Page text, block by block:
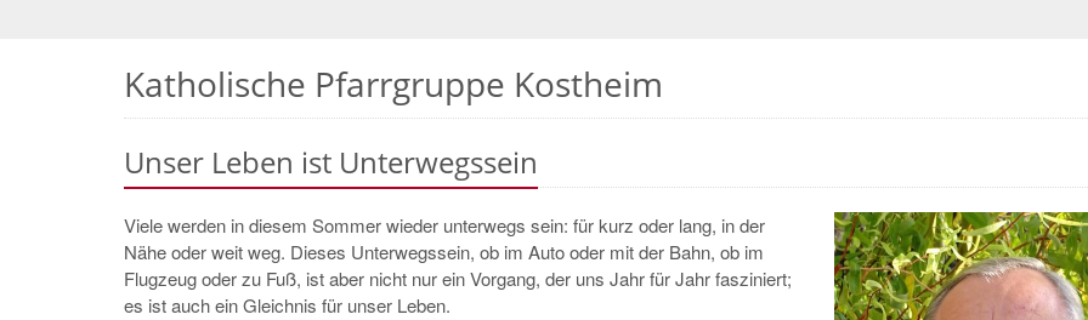
Katholische Pfarrgruppe Kostheim
Unser Leben ist Unterwegssein
Viele werden in diesem Sommer wieder unterwegs sein: für kurz oder lang, in der
Nähe oder weit weg. Dieses Unterwegssein, ob im Auto oder mit der Bahn, ob im
Flugzeug oder zu Fuß, ist aber nicht nur ein Vorgang, der uns Jahr für Jahr fasziniert;
es ist auch ein Gleichnis für unser Leben.